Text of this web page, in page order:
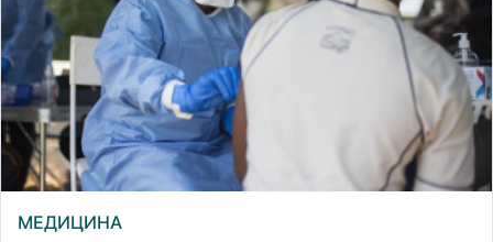
МЕДИЦИНА